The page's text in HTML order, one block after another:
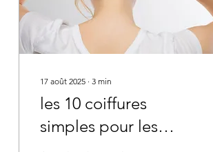
17 août 2025 ∙ 3 min
les 10 coiffures
simples pour les